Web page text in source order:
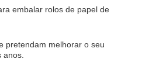
embalar rolos de papel de
pretendam melhorar o seu